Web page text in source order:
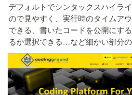
デフォルトでシンタックスハイラ
ので見やすく、実行時のタイムア
できる、書いたコードを公開にす
るか選択できる…など細かい部分の